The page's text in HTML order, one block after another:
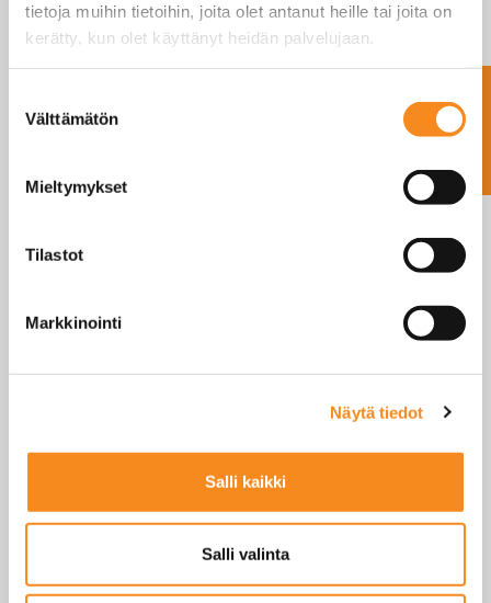
tietoja muihin tietoihin, joita olet antanut heille tai joita on
kerätty, kun olet käyttänyt heidän palvelujaan.
valinta
Välttämätön
Mieltymykset
Tilastot
Markkinointi
Näytä tiedot
Salli kaikki
Salli valinta
”Sikavaaka”
U-lavavaaka
Ota yhteyttä